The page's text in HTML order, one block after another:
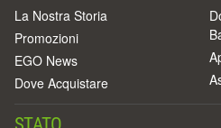
La Nostra Storia
Promozioni
EGO News
Dove Acquistare